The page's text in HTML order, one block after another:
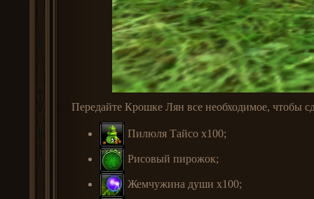
Передайте Крошке Лян все необходимое, чтобы
Пилюля Тайсо x100;
Рисовый пирожок;
Жемчужина души x100;